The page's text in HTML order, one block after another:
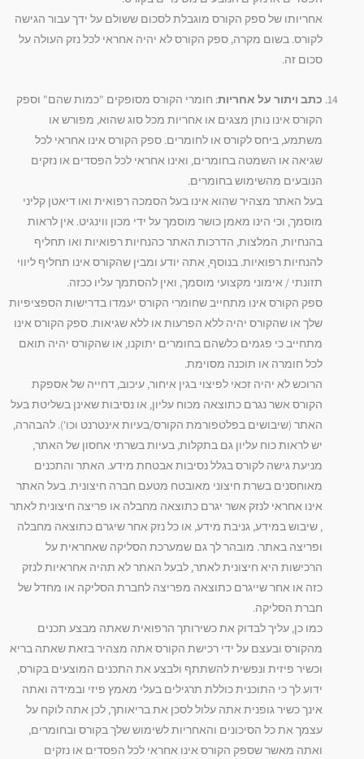
אחריותו של ספק הקורס מוגבלת לסכום ששולם על ידך עבור הגישה
לקורס. בשום מקרה, ספק הקורס לא יהיה אחראי לכל נזק העולה על
סכום זה.
כתב ויתור על אחריות: חומרי הקורס מסופקים "כמות שהם" וספק
הקורס אינו נותן מצגים או אחריות מכל סוג שהוא, מפורש או
משתמע, ביחס לקורס או לחומרים. ספק הקורס אינו אחראי לכל
שגיאה או השמטה בחומרים, ואינו אחראי לכל הפסדים או נזקים
הנובעים מהשימוש בחומרים.
בעל האתר מצהיר שהוא אינו בעל הסמכה רפואית ואו דיאטן קליני
מוסמך, וכי הינו מאמן כושר מוסמך על ידי מכון ווינגיט. אין לראות
בהנחיות, המלצות, הדרכות האתר כהנחיות רפואיות ואו תחליף
להנחיות רפואיות. בנוסף, אתה יודע ומבין שהקורס אינו תחליף ליווי
תזונתי / אימוני מקצועי מוסמך, ואין להסתמך עליו ככזה.
ספק הקורס אינו מתחייב שחומרי הקורס יעמדו בדרישות הספציפיות
שלך או שהקורס יהיה ללא הפרעות או ללא שגיאות. ספק הקורס אינו
מתחייב כי פגמים כלשהם בחומרים יתוקנו, או שהקורס יהיה תואם
לכל חומרה או תוכנה מסוימת.
הרוכש לא יהיה זכאי לפיצוי בגין איחור, עיכוב, דחייה של אספקת
הקורס אשר נגרם כתוצאה מכוח עליון, או נסיבות שאינן בשליטת בעל
האתר (שיבושים בפלטפורמת הקורס/בעיות אינטרנט וכו'). להבהרה,
יש לראות כוח עליון גם בתקלות, בעיות בשרתי אחסון של האתר,
מניעת גישה לקורס בגלל נסיבות אבטחת מידע. האתר והתכנים
מאוחסנים בשרת חיצוני מאובטח מטעם חברה חיצונית. בעל האתר
אינו אחראי לנזק אשר יגרם כתוצאה מחבלה או פריצה חיצונית לאתר
, שיבוש במידע, גניבת מידע, או כל נזק אחר שיגרם כתוצאה מחבלה
ופריצה באתר. מובהר לך גם שמערכת הסליקה שאחראית על
הרכישות היא חיצונית לאתר, לבעל האתר לא תהיה אחראיות לנזק
כזה או אחר שייגרם כתוצאה מפריצה לחברת הסליקה או מחדל של
חברת הסליקה.
כמו כן, עליך לבדוק את כשירותך הרפואית שאתה מבצע תכנים
מהקורס ובעצם על ידי רכישת הקורס אתה מצהיר בזאת שאתה בריא
וכשיר פיזית ונפשית להשתתף ולבצע את התכנים המוצעים בקורס,
ידוע לך כי התוכנית כוללת תרגילים בעלי מאמץ פיזי ובמידה ואתה
אינך כשיר גופנית אתה עלול לסכן את בריאותך, לכן אתה לוקח על
עצמך את כל הסיכונים והאחריות לשימוש שלך בקורס ובחומרים,
ואתה מאשר שספק הקורס אינו אחראי לכל הפסדים או נזקים